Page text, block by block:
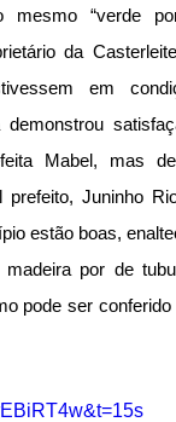
mesmo “verde
da
em
demonstrou
Mabel, mas
prefeito, Juninho
estão boas,
por de
pode ser